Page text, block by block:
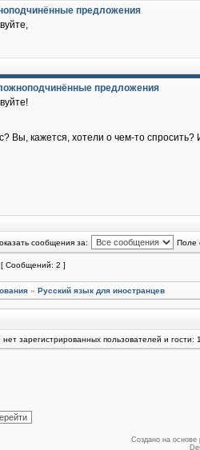
предложения
предложения
Вы, кажется, хотели о чем-то
сообщения за: Поле
[ Сообщений: 2 ]
» Русский язык для иностранцев
зарегистрированных пользователей и гости:
Создано на основе